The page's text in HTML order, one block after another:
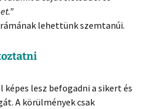
lehettünk szemtanúi.
lesz befogadni a sikert és
A körülmények csak